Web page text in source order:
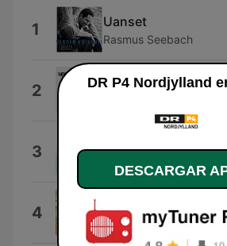
1 Uanset
Rasmus Seebach
2 Thank You
3
4 ISLE
DR P4 Nordjylland
DESCARGAR